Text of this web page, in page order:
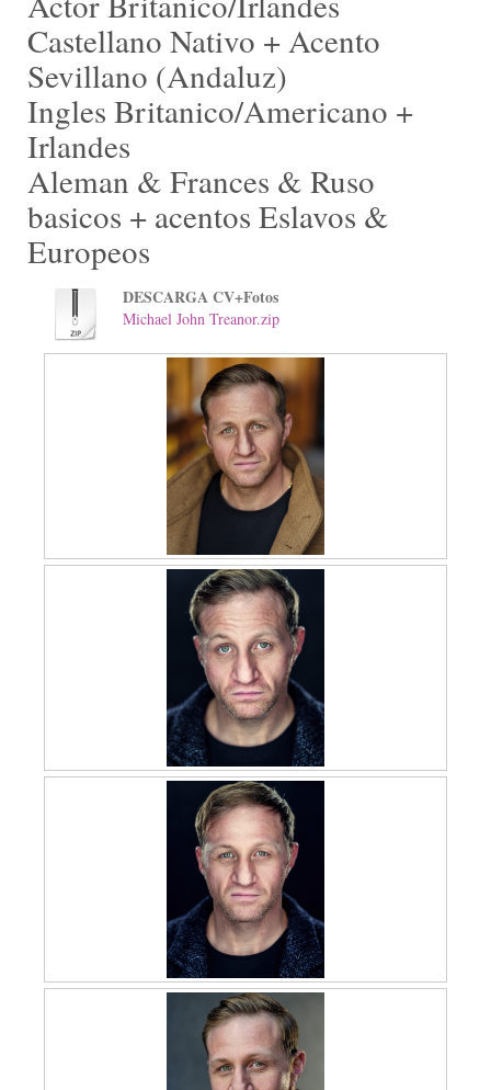
Castellano Nativo + Acento
Sevillano (Andaluz)
Ingles Britanico/Americano +
Irlandes
Aleman & Frances & Ruso
basicos + acentos Eslavos &
Europeos
DESCARGA CV+Fotos
Michael John Treanor.zip